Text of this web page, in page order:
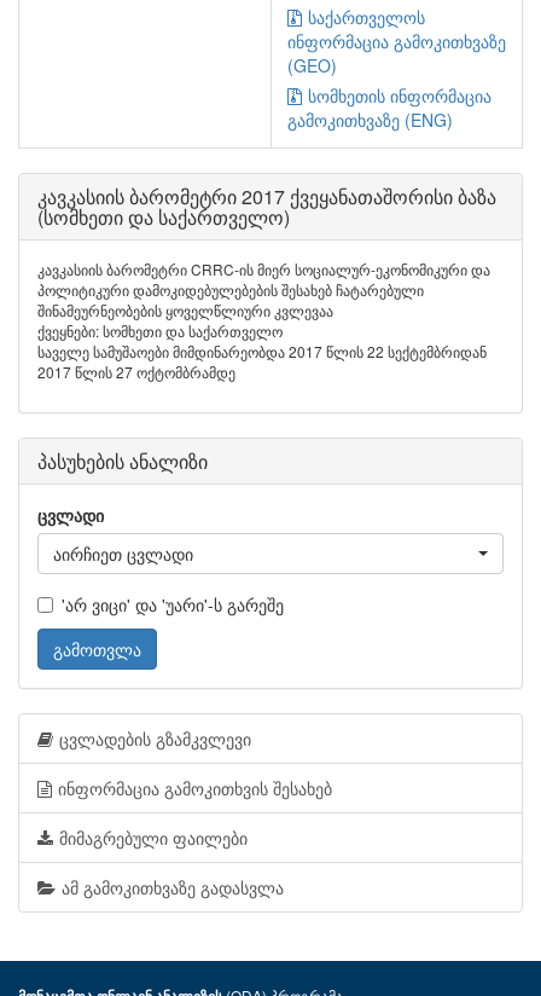
საქართველოს
ინფორმაცია გამოკითხვაზე
(GEO)
სომხეთის ინფორმაცია
გამოკითხვაზე (ENG)
კავკასიის ბარომეტრი 2017 ქვეყანათაშორისი ბაზა
(სომხეთი და საქართველო)
კავკასიის ბარომეტრი CRRC-ის მიერ სოციალურ-ეკონომიკური და
პოლიტიკური დამოკიდებულებების შესახებ ჩატარებული
შინამეურნეობების ყოველწლიური კვლევაა
ქვეყნები: სომხეთი და საქართველო
საველე სამუშაოები მიმდინარეობდა 2017 წლის 22 სექტემბრიდან
2017 წლის 27 ოქტომბრამდე
პასუხების ანალიზი
ცვლადი
აირჩიეთ ცვლადი
'არ ვიცი' და 'უარი'-ს გარეშე
გამოთვლა
ცვლადების გზამკვლევი
ინფორმაცია გამოკითხვის შესახებ
მიმაგრებული ფაილები
ამ გამოკითხვაზე გადასვლა